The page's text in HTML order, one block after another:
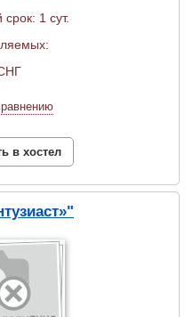
1 сут.
в хостел